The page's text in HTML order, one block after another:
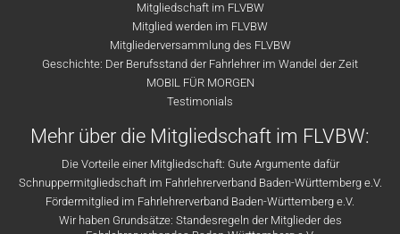
Mitgliedschaft im FLVBW
Mitglied werden im FLVBW
Mitgliederversammlung des FLVBW
Geschichte: Der Berufsstand der Fahrlehrer im Wandel der Zeit
MOBIL FÜR MORGEN
Testimonials
Mehr über die Mitgliedschaft im FLVBW:
Die Vorteile einer Mitgliedschaft: Gute Argumente dafür
Schnuppermitgliedschaft im Fahrlehrerverband Baden-Württemberg e.V.
Fördermitglied im Fahrlehrerverband Baden-Württemberg e.V.
Wir haben Grundsätze: Standesregeln der Mitglieder des